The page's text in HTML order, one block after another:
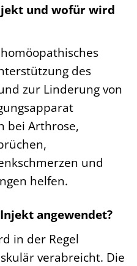
und wofür wird
des
zur Linderung von
bei Arthrose,
und
helfen.
angewendet?
in der Regel
verabreicht. Die